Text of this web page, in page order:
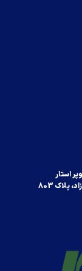
استار
803